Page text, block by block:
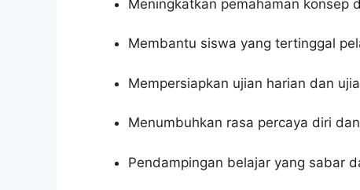
Meningkatkan pemahaman konsep
Membantu siswa yang tertinggal
Mempersiapkan ujian harian dan
Menumbuhkan rasa percaya diri
Pendampingan belajar yang sabar